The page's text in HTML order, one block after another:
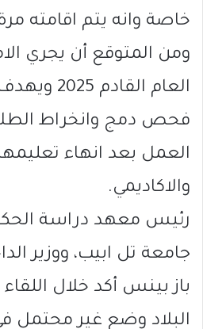
خاصة وانه يتم اقامته
ومن المتوقع أن يجري
العام
فحص دمج وانخراط
العمل بعد انهاء
والاكاديمي.
رئيس معهد دراسة
جامعة تل ابيب، ووزير
باز بينس أكد خلال
البلاد وضع غير محتمل